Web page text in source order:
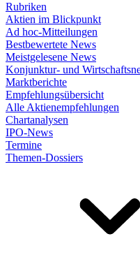
Rubriken
Aktien im Blickpunkt
Ad hoc-Mitteilungen
Bestbewertete News
Meistgelesene News
Konjunktur- und
Marktberichte
Empfehlungsübersicht
Alle Aktienempfehlungen
Chartanalysen
IPO-News
Termine
Themen-Dossiers